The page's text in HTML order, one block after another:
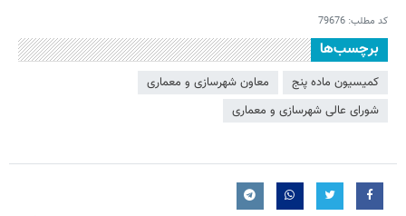
کد مطلب: 79676
برچسب‌ها
کمیسیون ماده پنج
معاون شهرسازی و معماری
شورای عالی شهرسازی و معماری